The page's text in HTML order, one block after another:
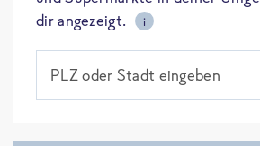
dir angezeigt.
i
PLZ oder Stadt eingeben